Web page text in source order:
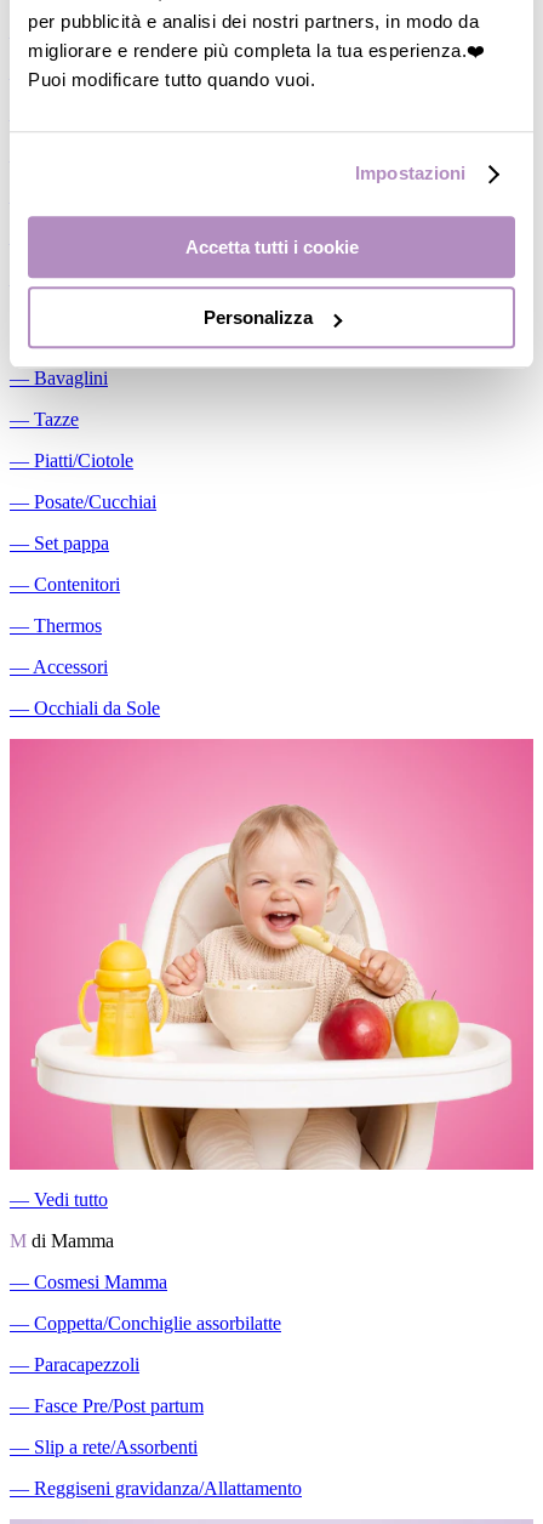
per pubblicità e analisi dei nostri partners, in modo da
migliorare e rendere più completa la tua esperienza.❤️
Puoi modificare tutto quando vuoi.
Impostazioni
Accetta tutti i cookie
Personalizza
―
Tettarelle
―Succhietti
Conservalatte Materno
―Massaggiagengive
― Bavaglini
― Tazze
― Piatti/Ciotole
― Posate/Cucchiai
― Set pappa
― Contenitori
― Thermos
― Accessori
― Occhiali da Sole
― Vedi tutto
M di Mamma
― Cosmesi Mamma
― Coppetta/Conchiglie assorbilatte
― Paracapezzoli
― Fasce Pre/Post partum
― Slip a rete/Assorbenti
― Reggiseni gravidanza/Allattamento